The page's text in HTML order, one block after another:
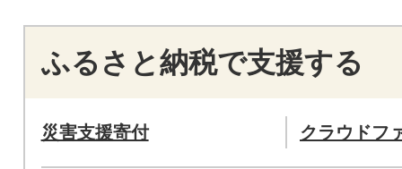
ふるさと納税で支援する
災害支援寄付 クラウドフ